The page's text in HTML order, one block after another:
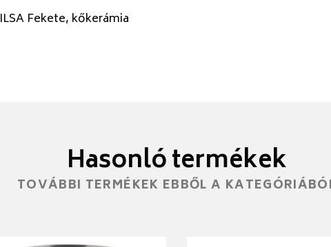
ILSA Fekete, kőkerámia
Hasonló termékek
TOVÁBBI TERMÉKEK EBBŐL A